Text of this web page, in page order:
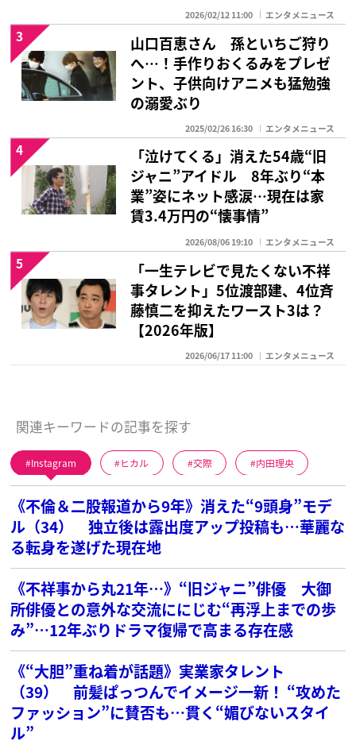
2026/02/12 11:00 エンタメニュース
山口百恵さん 孫といちご狩り
へ…！手作りおくるみをプレゼ
ント、子供向けアニメも猛勉強
の溺愛ぶり
2025/02/26 16:30 エンタメニュース
3
「泣けてくる」消えた54歳“旧
ジャニ”アイドル 8年ぶり“本
業”姿にネット感涙…現在は家
賃3.4万円の“懐事情”
2026/08/06 19:10 エンタメニュース
4
「一生テレビで見たくない不祥
事タレント」5位渡部建、4位斉
藤慎二を抑えたワースト3は？
【2026年版】
2026/06/17 11:00 エンタメニュース
5
関連キーワードの記事を探す
Instagram ヒカル 交際 内田理央
《不倫＆二股報道から9年》消えた“9頭身”モデ
ル（34） 独立後は露出度アップ投稿も…華麗な
る転身を遂げた現在地
《不祥事から丸21年…》“旧ジャニ”俳優 大御
所俳優との意外な交流ににじむ“再浮上までの歩
み”…12年ぶりドラマ復帰で高まる存在感
《“大胆”重ね着が話題》実業家タレント
（39） 前髪ぱっつんでイメージ一新！ “攻めた
ファッション”に賛否も…貫く“媚びないスタイ
ル”